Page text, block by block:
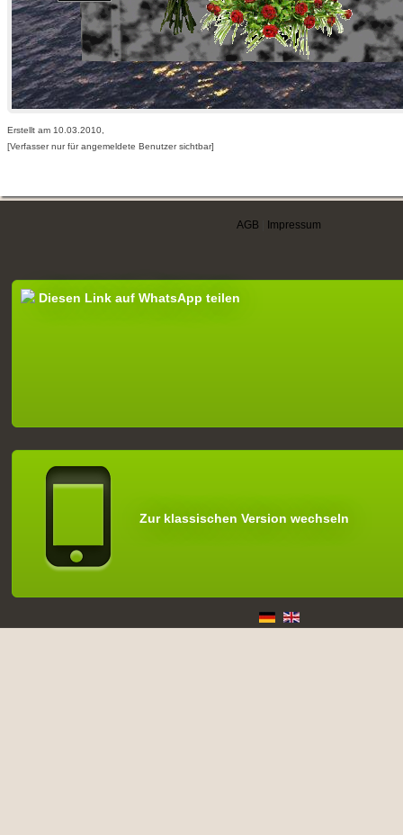
Erstellt am 10.03.2010,
[Verfasser nur für angemeldete Benutzer sichtbar]
AGB Impressum
Diesen Link auf WhatsApp teilen
Zur klassischen Version wechseln